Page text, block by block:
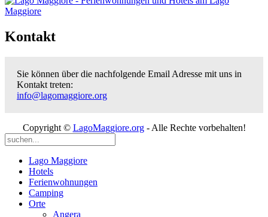
Kontakt
Sie können über die nachfolgende Email Adresse mit uns in
Kontakt treten:
info@lagomaggiore.org
Copyright © LagoMaggiore.org- Alle Rechte vorbehalten!
Lago Maggiore
Hotels
Ferienwohnungen
Camping
Orte
Angera